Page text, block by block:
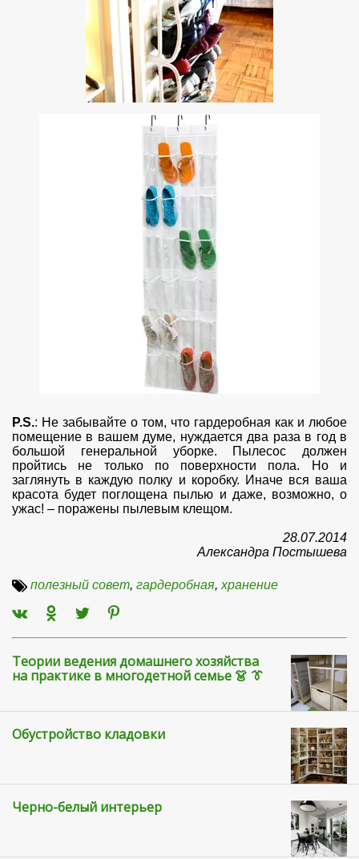
P.S.: Не забывайте о том, что гардеробная как и любое
помещение в вашем думе, нуждается два раза в год в
большой генеральной уборке. Пылесос должен
пройтись не только по поверхности пола. Но и
заглянуть в каждую полку и коробку. Иначе вся ваша
красота будет поглощена пылью и даже, возможно, о
ужас! – поражены пылевым клещом.
28.07.2014
Александра Постышева
полезный совет, гардеробная, хранение
Теории ведения домашнего хозяйства
на практике в многодетной семье 👗 👔
Обустройство кладовки
Черно-белый интерьер